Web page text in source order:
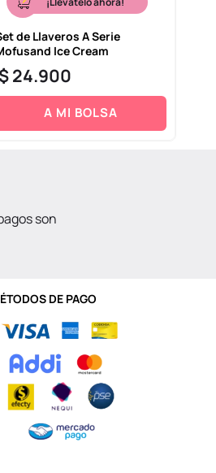
de Llaveros A Serie
Ice Cream
$24.900
A MI BOLSA
son
DE PAGO